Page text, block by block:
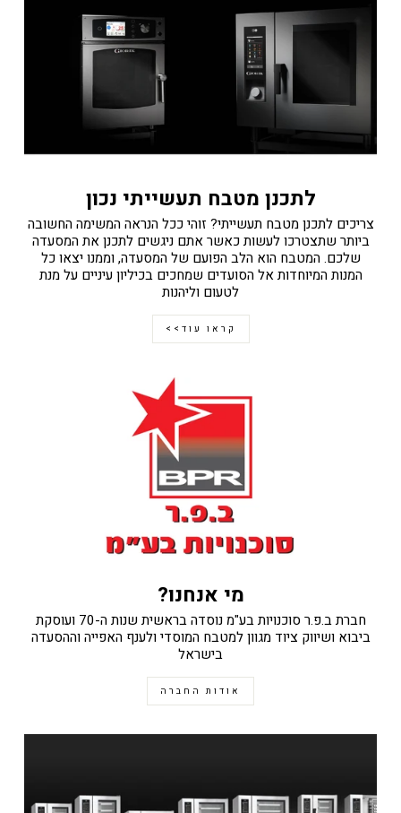
לתכנן מטבח תעשייתי נכון
צריכים לתכנן מטבח תעשייתי? זוהי ככל הנראה המשימה החשובה
ביותר שתצטרכו לעשות כאשר אתם ניגשים לתכנן את המסעדה
שלכם. המטבח הוא הלב הפועם של המסעדה, וממנו יצאו כל
המנות המיוחדות אל הסועדים שמחכים בכיליון עיניים על מנת
לטעום וליהנות
קראו עוד>>
מי אנחנו?
חברת ב.פ.ר סוכנויות בע"מ נוסדה בראשית שנות ה-70 ועוסקת
ביבוא ושיווק ציוד מגוון למטבח המוסדי ולענף האפייה וההסעדה
בישראל
אודות החברה